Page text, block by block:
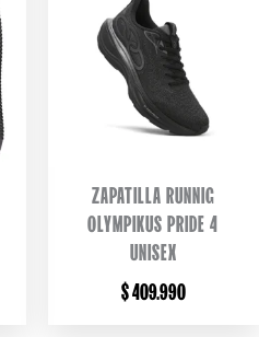
ZAPATILLA RUNNIG
OLYMPIKUS PRIDE 4
UNISEX
$409.990